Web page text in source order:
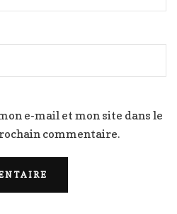
e-mail et mon site dans le
commentaire.